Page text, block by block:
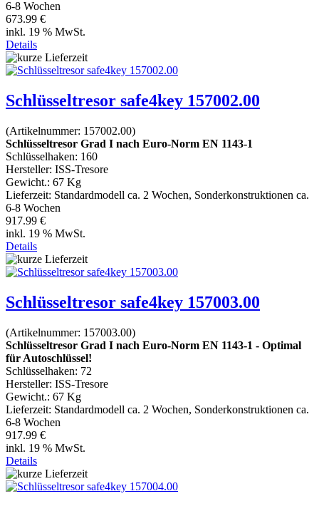
6-8 Wochen
673.99 €
inkl. 19 % MwSt.
Details
Schlüsseltresor safe4key 157002.00
(Artikelnummer: 157002.00)
Schlüsseltresor Grad I nach Euro-Norm EN 1143-1
Schlüsselhaken: 160
Hersteller: ISS-Tresore
Gewicht.: 67 Kg
Lieferzeit: Standardmodell ca. 2 Wochen, Sonderkonstruktionen ca.
6-8 Wochen
917.99 €
inkl. 19 % MwSt.
Details
Schlüsseltresor safe4key 157003.00
(Artikelnummer: 157003.00)
Schlüsseltresor Grad I nach Euro-Norm EN 1143-1 - Optimal
für Autoschlüssel!
Schlüsselhaken: 72
Hersteller: ISS-Tresore
Gewicht.: 67 Kg
Lieferzeit: Standardmodell ca. 2 Wochen, Sonderkonstruktionen ca.
6-8 Wochen
917.99 €
inkl. 19 % MwSt.
Details